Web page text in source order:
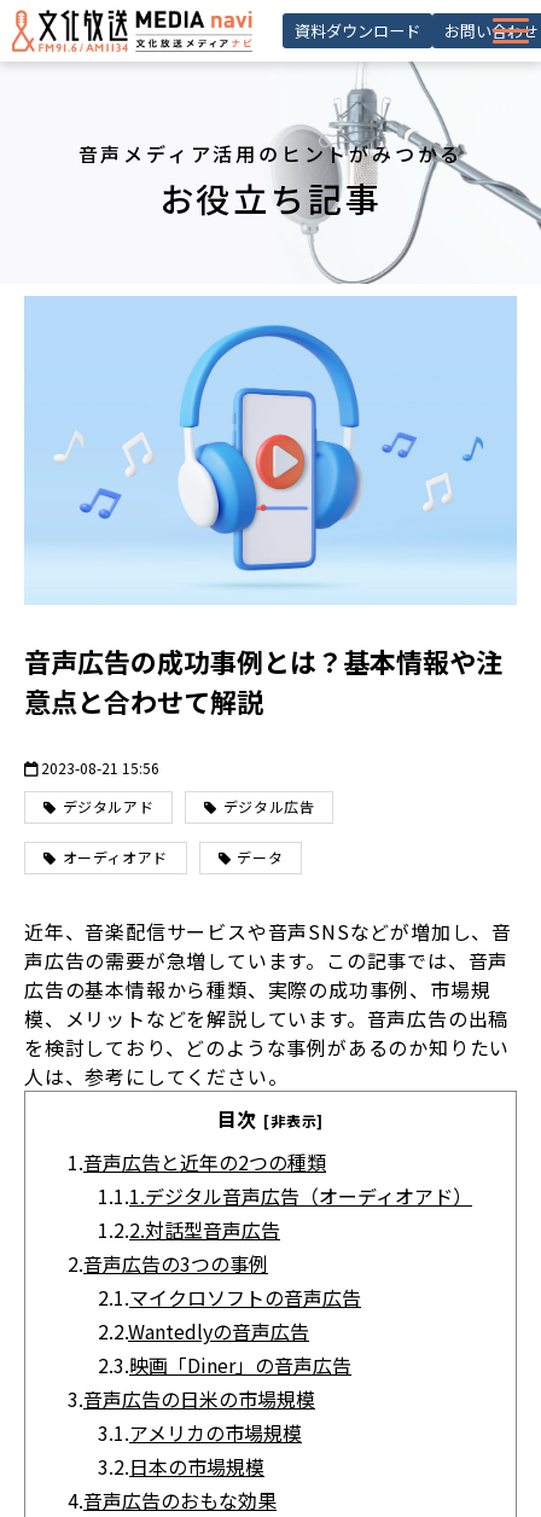
資料ダウンロード お問い合わせ
選ばれる理由
導入事例 ・活用事例
お役立ち記事
セミナー
よくあるご質問
音声メディア活用のヒントがみつかる
お役立ち記事
音声広告の成功事例とは？基本情報や注
意点と合わせて解説
2023-08-21 15:56
デジタルアド
デジタル広告
オーディオアド データ
近年、音楽配信サービスや音声SNSなどが増加し、音
声広告の需要が急増しています。この記事では、音声
広告の基本情報から種類、実際の成功事例、市場規
模、メリットなどを解説しています。音声広告の出稿
を検討しており、どのような事例があるのか知りたい
人は、参考にしてください。
目次 [非表示]
1.音声広告と近年の2つの種類
1.1.1.デジタル音声広告（オーディオアド）
1.2.2.対話型音声広告
2.音声広告の3つの事例
2.1.マイクロソフトの音声広告
2.2.Wantedlyの音声広告
2.3.映画「Diner」の音声広告
3.音声広告の日米の市場規模
3.1.アメリカの市場規模
3.2.日本の市場規模
4.音声広告のおもな効果